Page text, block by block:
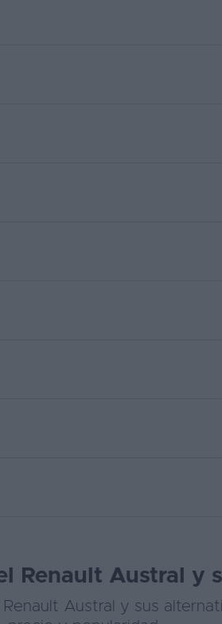
Renault Austral y
Austral y sus